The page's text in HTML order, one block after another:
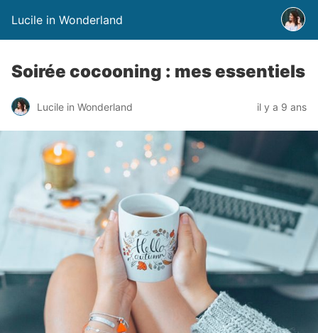
Lucile in Wonderland
Soirée cocooning : mes essentiels
Lucile in Wonderland il y a 9 ans